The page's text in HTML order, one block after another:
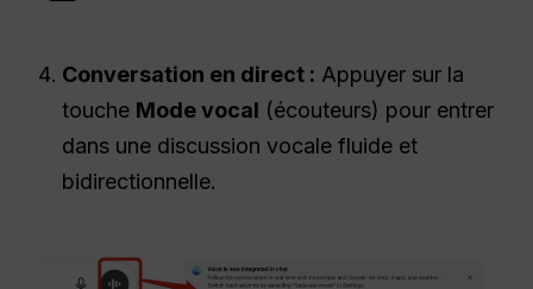
Conversation en direct : Appuyer sur la
touche Mode vocal (écouteurs) pour entrer
dans une discussion vocale fluide et
bidirectionnelle.